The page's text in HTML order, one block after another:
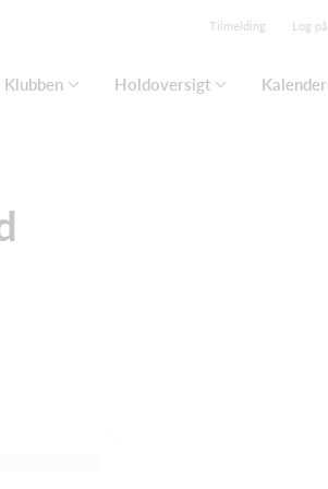
Tilmelding Log på
Klubben Holdoversigt Kalender